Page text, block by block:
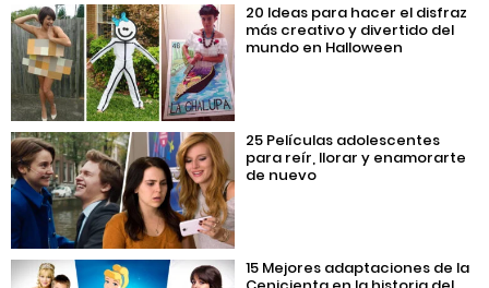
20 Ideas para hacer el disfraz
más creativo y divertido del
mundo en Halloween
25 Películas adolescentes
para reír, llorar y enamorarte
de nuevo
15 Mejores adaptaciones de la